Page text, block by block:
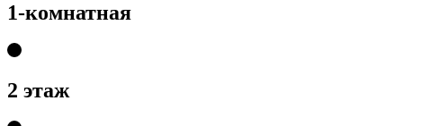
1-комнатная
2 этаж